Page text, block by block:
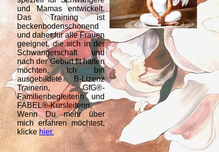
und Mamas entwickelt.
Das Training ist
beckenbodenschonend
und daher für alle Frauen
geeignet, die sich in der
Schwangerschaft und
nach der Geburt fit halten
möchten. Ich bin
ausgebildete B-Lizenz
Trainerin, GfG®-
Familienbegleiterin und
FABEL®-Kursleiterin.
Wenn Du mehr über
mich erfahren möchtest,
klicke hier.